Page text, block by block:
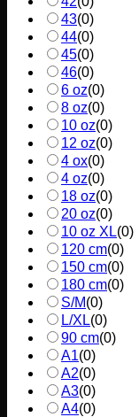
43(0)
44(0)
45(0)
46(0)
6 oz(0)
8 oz(0)
10 oz(0)
12 oz(0)
4 ox(0)
4 oz(0)
18 oz(0)
20 oz(0)
10 oz XL(0)
120 cm(0)
150 cm(0)
180 cm(0)
S/M(0)
L/XL(0)
90 cm(0)
A1(0)
A2(0)
A3(0)
A4(0)